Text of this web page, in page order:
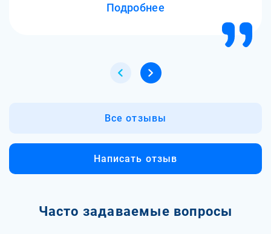
Подробнее
Все отзывы
Написать отзыв
Часто задаваемые вопросы